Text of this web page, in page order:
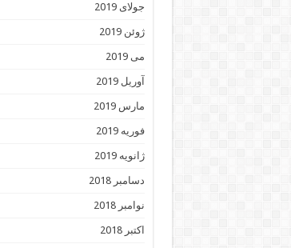
جولای 2019
ژوئن 2019
می 2019
آوریل 2019
مارس 2019
فوریه 2019
ژانویه 2019
دسامبر 2018
نوامبر 2018
اکتبر 2018